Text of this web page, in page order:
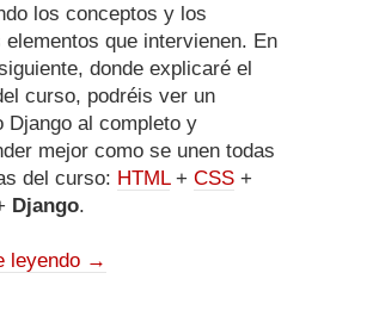
los conceptos y los
elementos que intervienen. En
donde explicaré el
curso, podréis ver un
Django al completo y
mejor como se unen todas
del curso: HTML+ CSS +
Django.
leyendo →